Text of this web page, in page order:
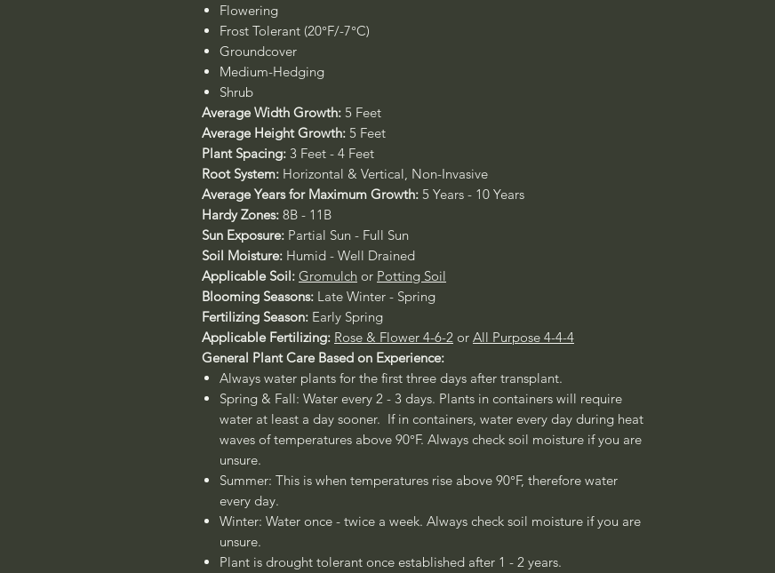
Flowering
Frost Tolerant (20°F/-7°C)
Groundcover
Medium-Hedging
Shrub
Average Width Growth: 5 Feet
Average Height Growth: 5 Feet
Plant Spacing: 3 Feet - 4 Feet
Root System: Horizontal & Vertical, Non-Invasive
Average Years for Maximum Growth: 5 Years - 10 Years
Hardy Zones: 8B - 11B
Sun Exposure: Partial Sun - Full Sun
Soil Moisture: Humid - Well Drained
Applicable Soil: Gromulch or Potting Soil
Blooming Seasons: Late Winter - Spring
Fertilizing Season: Early Spring
Applicable Fertilizing: Rose & Flower 4-6-2 or All Purpose 4-4-4
General Plant Care Based on Experience:
Always water plants for the first three days after transplant.
Spring & Fall: Water every 2 - 3 days. Plants in containers will require
water at least a day sooner. If in containers, water every day during heat
waves of temperatures above 90°F. Always check soil moisture if you are
unsure.
Summer: This is when temperatures rise above 90°F, therefore water
every day.
Winter: Water once - twice a week. Always check soil moisture if you are
unsure.
Plant is drought tolerant once established after 1 - 2 years.